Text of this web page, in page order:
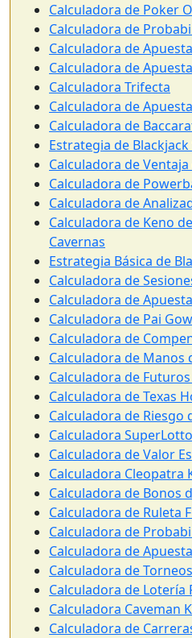
Calculadora de Poker
Calculadora de
Calculadora de
Calculadora de
Calculadora Trifecta
Calculadora de
Calculadora de
Estrategia de
Calculadora de
Calculadora de
Calculadora de
Calculadora de Keno
Cavernas
Estrategia Básica de
Calculadora de
Calculadora de
Calculadora de Pai
Calculadora de
Calculadora de Manos
Calculadora de
Calculadora de Texas
Calculadora de Riesgo
Calculadora
Calculadora de Valor
Calculadora Cleopatra
Calculadora de Bonos
Calculadora de Ruleta
Calculadora de
Calculadora de
Calculadora de
Calculadora de Lotería
Calculadora Caveman
Calculadora de